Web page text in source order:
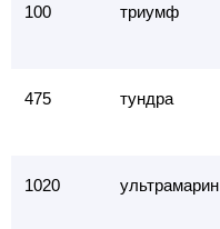
100 триумф
475 тундра
1020 ультрамарин